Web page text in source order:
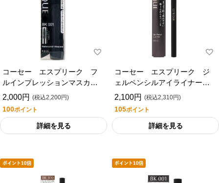
コーセー エスプリーク フ
ルインプレッションマスカラ
（ウォータープルーフ）ＢＫ
2,000円 (税込2,200円)
100ポイント
詳細を見る
コーセー エスプリーク ジ
ェルペンシルアイライナーＢ
Ｋ００１ブラック０．１ｇ
2,100円 (税込2,310円)
105ポイント
詳細を見る